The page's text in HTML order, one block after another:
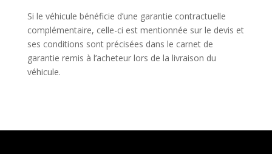
Si le véhicule bénéficie d’une garantie contractuelle
complémentaire, celle-ci est mentionnée sur le devis et
ses conditions sont précisées dans le carnet de
garantie remis à l’acheteur lors de la livraison du
véhicule.